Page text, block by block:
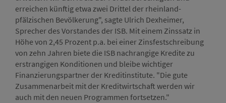
erreichen künftig etwa zwei Drittel der rheinland-
pfälzischen Bevölkerung", sagte Ulrich Dexheimer,
Sprecher des Vorstandes der ISB. Mit einem Zinssatz in
Höhe von 2,45 Prozent p.a. bei einer Zinsfestschreibung
von zehn Jahren biete die ISB nachrangige Kredite zu
erstrangigen Konditionen und bleibe wichtiger
Finanzierungspartner der Kreditinstitute. "Die gute
Zusammenarbeit mit der Kreditwirtschaft werden wir
auch mit den neuen Programmen fortsetzen."